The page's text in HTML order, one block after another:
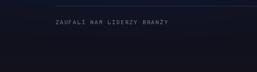
ZAUFALI NAM LIDERZY BRANŻY